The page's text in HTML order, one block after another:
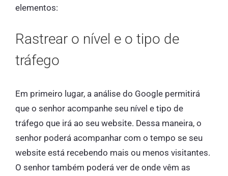
elementos:
Rastrear o nível e o tipo de
tráfego
Em primeiro lugar, a análise do Google permitirá
que o senhor acompanhe seu nível e tipo de
tráfego que irá ao seu website. Dessa maneira, o
senhor poderá acompanhar com o tempo se seu
website está recebendo mais ou menos visitantes.
O senhor também poderá ver de onde vêm as